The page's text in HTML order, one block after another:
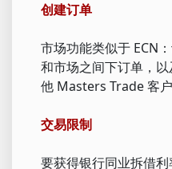
创建订单
市场功能类似于 ECN
和市场之间下订单，
他 Masters Trade 客户
交易限制
要获得银行同业拆借